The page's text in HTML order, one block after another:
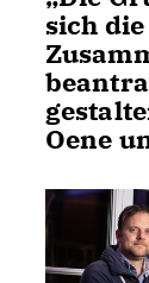
sich
Oene